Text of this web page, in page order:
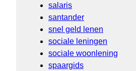
salaris
santander
snel geld lenen
sociale leningen
sociale woonlening
spaargids